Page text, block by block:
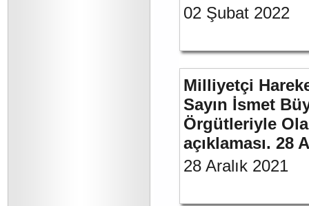
02 Şubat 2022
Milliyetçi
Sayın İsmet
Örgütleriyle
açıklaması. 28
28 Aralık 2021